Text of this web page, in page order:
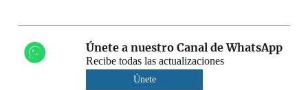
Únete a nuestro Canal de WhatsApp
Recibe todas las actualizaciones
Únete